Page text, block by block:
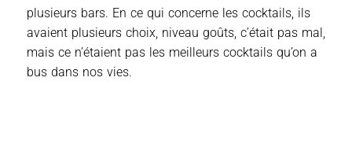
plusieurs bars. En ce qui concerne les cocktails, ils
avaient plusieurs choix, niveau goûts, c’était pas mal,
mais ce n’étaient pas les meilleurs cocktails qu’on a
bus dans nos vies.